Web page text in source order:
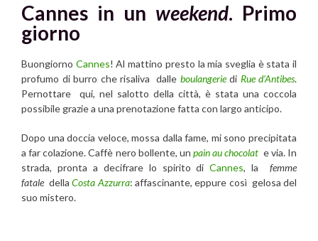
Cannes in un weekend. Primo
giorno
Buongiorno Cannes! Al mattino presto la mia sveglia è stata il
profumo di burro che risaliva dalle boulangeriedi Rue d’Antibes.
Pernottare qui, nel salotto della città, è stata una coccola
possibile grazie a una prenotazione fatta con largo anticipo.
Dopo una doccia veloce, mossa dalla fame, mi sono precipitata
a far colazione. Caffè nero bollente, unpain au chocolat e via. In
strada, pronta a decifrare lo spirito diCannes, lafemme
fatale dellaCosta Azzurra: affascinante, eppure così gelosa del
suo mistero.